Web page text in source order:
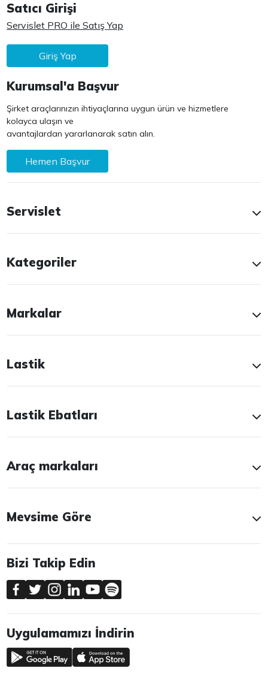
Satıcı Girişi
Servislet PRO ile Satış Yap
Giriş Yap
Kurumsal'a Başvur
Şirket araçlarınızın ihtiyaçlarına uygun ürün ve hizmetlere
kolayca ulaşın ve
avantajlardan yararlanarak satın alın.
Hemen Başvur
Servislet
Kategoriler
Markalar
Lastik
Lastik Ebatları
Araç markaları
Mevsime Göre
Bizi Takip Edin
Uygulamamızı İndirin